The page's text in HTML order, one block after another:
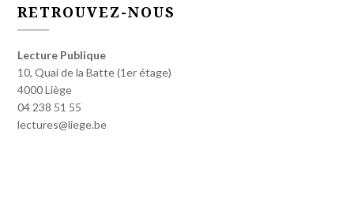
RETROUVEZ-NOUS
Lecture Publique
10, Quai de la Batte (1er étage)
4000 Liège
04 238 51 55
lectures@liege.be